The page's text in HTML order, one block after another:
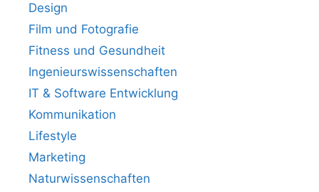
Design
Film und Fotografie
Fitness und Gesundheit
Ingenieurswissenschaften
IT & Software Entwicklung
Kommunikation
Lifestyle
Marketing
Naturwissenschaften